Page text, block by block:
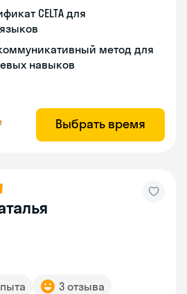
CELTA для
метод для
навыков
Выбрать время
3 отзыва